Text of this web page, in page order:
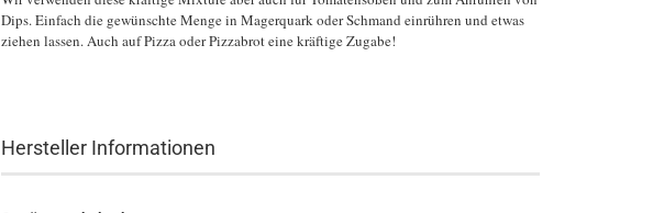
Dips. Einfach die gewünschte Menge in Magerquark oder Schmand einrühren und etwas
ziehen lassen. Auch auf Pizza oder Pizzabrot eine kräftige Zugabe!
Hersteller Informationen